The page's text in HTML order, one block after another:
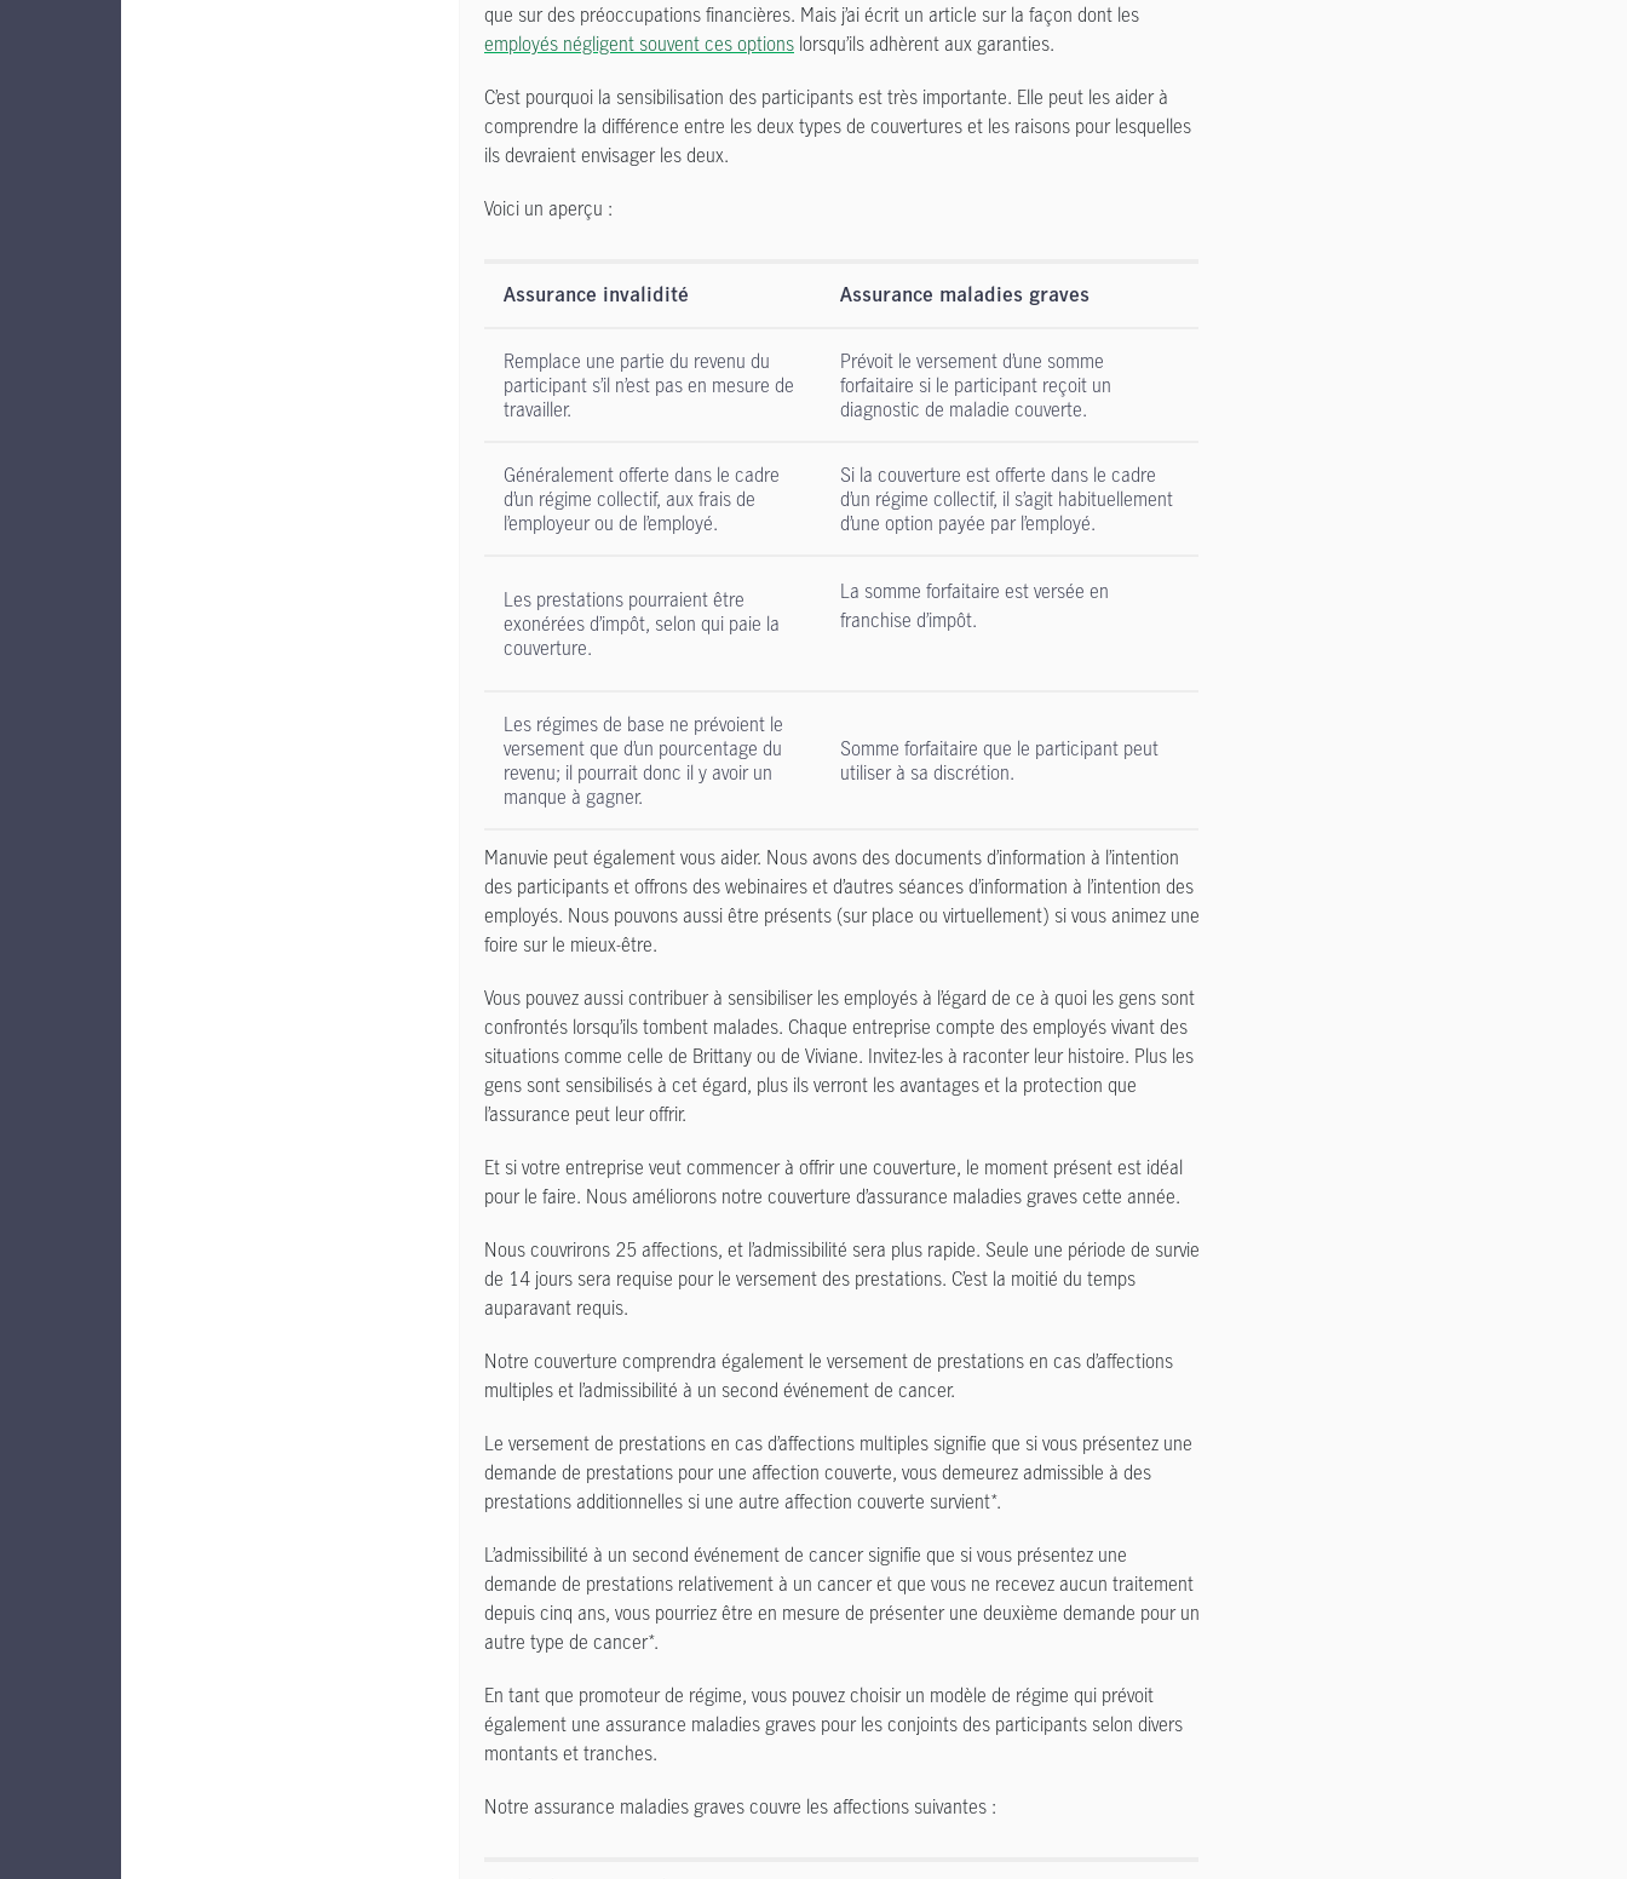
que sur des préoccupations financières. Mais j’ai écrit un article sur la façon dont les
employés négligent souvent ces options lorsqu’ils adhèrent aux garanties.
C’est pourquoi la sensibilisation des participants est très importante. Elle peut les aider à
comprendre la différence entre les deux types de couvertures et les raisons pour lesquelles
ils devraient envisager les deux.
Voici un aperçu :
Assurance invalidité Assurance maladies graves
Remplace une partie du revenu du
participant s’il n’est pas en mesure de
travailler.
Prévoit le versement d’une somme
forfaitaire si le participant reçoit un
diagnostic de maladie couverte.
Généralement offerte dans le cadre
d’un régime collectif, aux frais de
l’employeur ou de l’employé.
Si la couverture est offerte dans le cadre
d’un régime collectif, il s’agit habituellement
d’une option payée par l’employé.
Les prestations pourraient être
exonérées d’impôt, selon qui paie la
couverture.
La somme forfaitaire est versée en
franchise d’impôt.
Les régimes de base ne prévoient le
versement que d’un pourcentage du
revenu; il pourrait donc il y avoir un
manque à gagner.
Somme forfaitaire que le participant peut
utiliser à sa discrétion.
Manuvie peut également vous aider. Nous avons des documents d’information à l’intention
des participants et offrons des webinaires et d’autres séances d’information à l’intention des
employés. Nous pouvons aussi être présents (sur place ou virtuellement) si vous animez une
foire sur le mieux-être.
Vous pouvez aussi contribuer à sensibiliser les employés à l’égard de ce à quoi les gens sont
confrontés lorsqu’ils tombent malades. Chaque entreprise compte des employés vivant des
situations comme celle de Brittany ou de Viviane. Invitez-les à raconter leur histoire. Plus les
gens sont sensibilisés à cet égard, plus ils verront les avantages et la protection que
l’assurance peut leur offrir.
Et si votre entreprise veut commencer à offrir une couverture, le moment présent est idéal
pour le faire. Nous améliorons notre couverture d’assurance maladies graves cette année.
Nous couvrirons 25 affections, et l’admissibilité sera plus rapide. Seule une période de survie
de 14 jours sera requise pour le versement des prestations. C’est la moitié du temps
auparavant requis.
Notre couverture comprendra également le versement de prestations en cas d’affections
multiples et l’admissibilité à un second événement de cancer.
Le versement de prestations en cas d’affections multiples signifie que si vous présentez une
demande de prestations pour une affection couverte, vous demeurez admissible à des
prestations additionnelles si une autre affection couverte survient*.
L’admissibilité à un second événement de cancer signifie que si vous présentez une
demande de prestations relativement à un cancer et que vous ne recevez aucun traitement
depuis cinq ans, vous pourriez être en mesure de présenter une deuxième demande pour un
autre type de cancer*.
En tant que promoteur de régime, vous pouvez choisir un modèle de régime qui prévoit
également une assurance maladies graves pour les conjoints des participants selon divers
montants et tranches.
Notre assurance maladies graves couvre les affections suivantes :